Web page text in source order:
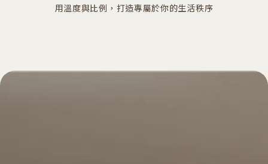
用溫度與比例，打造專屬於你的生活秩序